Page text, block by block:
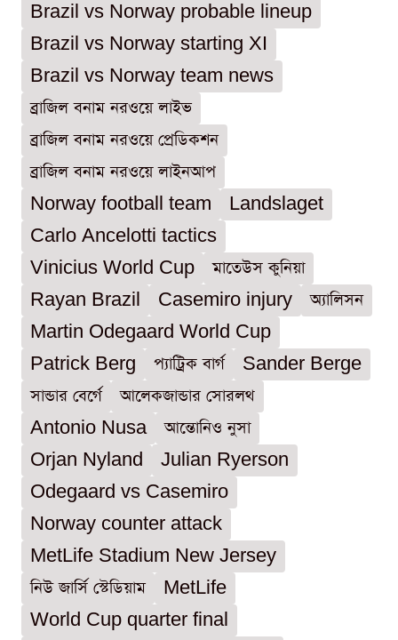
Brazil vs Norway probable lineup
Brazil vs Norway starting XI
Brazil vs Norway team news
ব্রাজিল বনাম নরওয়ে লাইভ
ব্রাজিল বনাম নরওয়ে প্রেডিকশন
ব্রাজিল বনাম নরওয়ে লাইনআপ
Norway football team
Landslaget
Carlo Ancelotti tactics
Vinicius World Cup
মাতেউস কুনিয়া
Rayan Brazil
Casemiro injury
অ্যালিসন
Martin Odegaard World Cup
Patrick Berg
প্যাট্রিক বার্গ
Sander Berge
সান্ডার বের্গে
আলেকজান্ডার সোরলথ
Antonio Nusa
আন্তোনিও নুসা
Orjan Nyland
Julian Ryerson
Odegaard vs Casemiro
Norway counter attack
MetLife Stadium New Jersey
নিউ জার্সি স্টেডিয়াম
MetLife
World Cup quarter final